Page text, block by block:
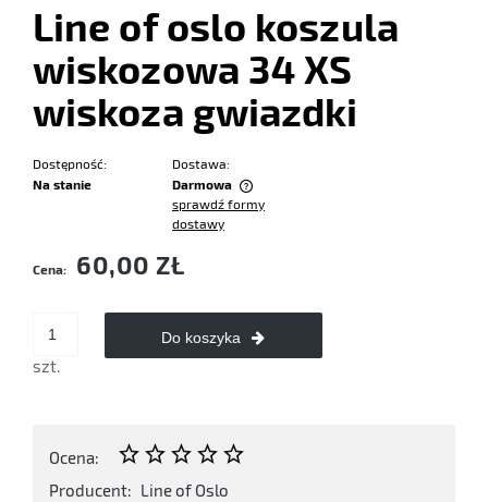
Line of oslo koszula
wiskozowa 34 XS
wiskoza gwiazdki
Dostępność:
Na stanie
Dostawa:
Darmowa
Cena nie zawiera ewentualnych kosztów płatności
sprawdź formy
dostawy
Cena: 60,00 ZŁ
szt.
Do koszyka
Ocena:
Producent: Line of Oslo